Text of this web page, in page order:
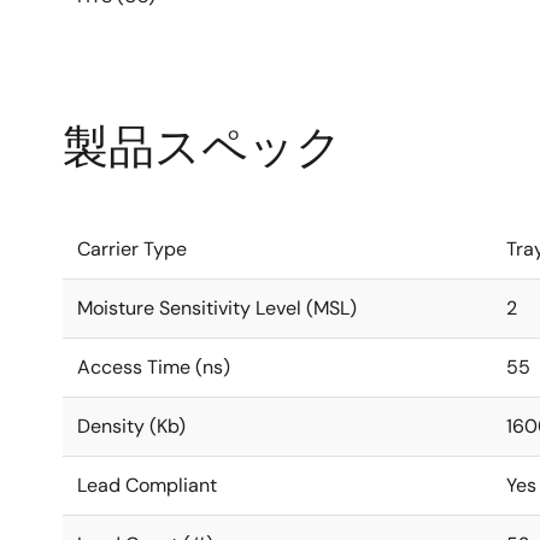
製品スペック
Carrier Type
Moisture Sensitivity Level (MSL) 2
Access Time (ns) 55
Density (Kb)
Lead Compliant Yes